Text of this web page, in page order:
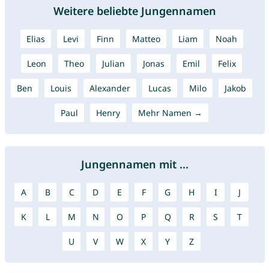
Weitere beliebte Jungennamen
Elias Levi Finn Matteo Liam Noah
Leon Theo Julian Jonas Emil Felix
Ben Louis Alexander Lucas Milo Jakob
Paul Henry Mehr Namen →
Jungennamen mit ...
A B C D E F G H I J
K L M N O P Q R S T
U V W X Y Z